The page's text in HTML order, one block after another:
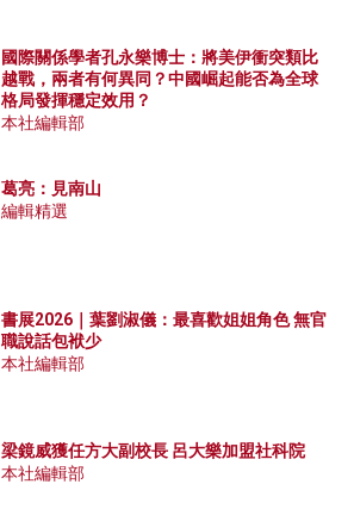
國際關係學者孔永樂博士：將美伊衝突類比
越戰，兩者有何異同？中國崛起能否為全球
格局發揮穩定效用？
本社編輯部
葛亮：見南山
編輯精選
書展2026｜葉劉淑儀：最喜歡姐姐角色 無官
職說話包袱少
本社編輯部
梁鏡威獲任方大副校長 呂大樂加盟社科院
本社編輯部